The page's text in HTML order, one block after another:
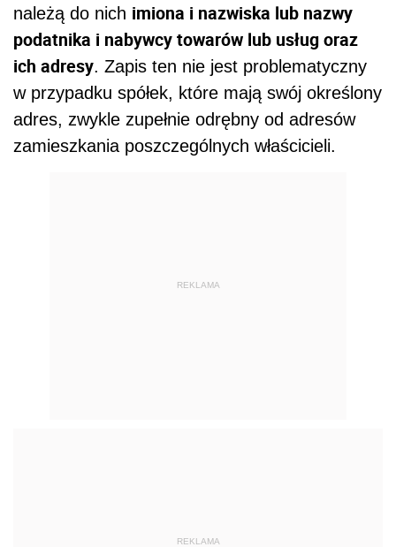
należą do nich imiona i nazwiska lub nazwy
podatnika i nabywcy towarów lub usług oraz
ich adresy. Zapis ten nie jest problematyczny
w przypadku spółek, które mają swój określony
adres, zwykle zupełnie odrębny od adresów
zamieszkania poszczególnych właścicieli.
REKLAMA
REKLAMA